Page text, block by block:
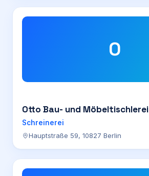
O
Otto Bau- und Möbeltischlerei
Schreinerei
Hauptstraße 59, 10827 Berlin